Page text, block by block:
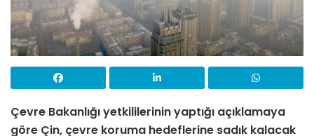
Çevre Bakanlığı yetkililerinin yaptığı açıklamaya
göre Çin, çevre koruma hedeflerine sadık kalacak